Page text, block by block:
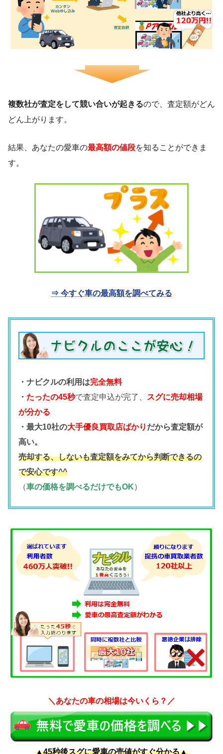
複数社が査定をして競い合いが起きるので、査定額がどん
どん上がります。
結果、あなたの愛車の最高額の値段を知ることができま
す。
⇒ 今すぐ車の最高額を調べてみる
・ナビクルの利用は完全無料
・ たったの45秒で査定申込が完了、 スグに売却相場
が分かる
・最大10社の大手優良買取店ばかり だから査定額が
高い。
売却する、しないも査定額をみてから判断できるの
で安心です^^
（車の価格を調べるだけでもOK）
＼あなたの車の相場は今いくら？／
▲45秒後スグに愛車の売値がすぐ分かる▲